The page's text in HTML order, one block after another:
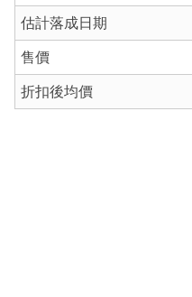
估計落成日期
售價
折扣後均價